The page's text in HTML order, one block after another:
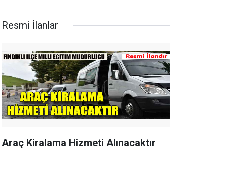
Resmi İlanlar
Araç Kiralama Hizmeti Alınacaktır